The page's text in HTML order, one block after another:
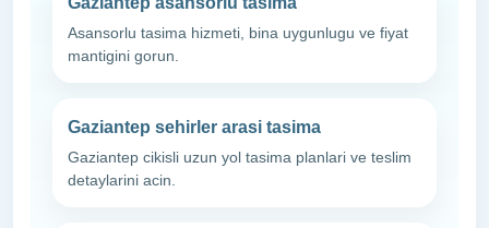
Asansorlu tasima hizmeti, bina uygunlugu ve fiyat
mantigini gorun.
Gaziantep sehirler arasi tasima
Gaziantep cikisli uzun yol tasima planlari ve teslim
detaylarini acin.